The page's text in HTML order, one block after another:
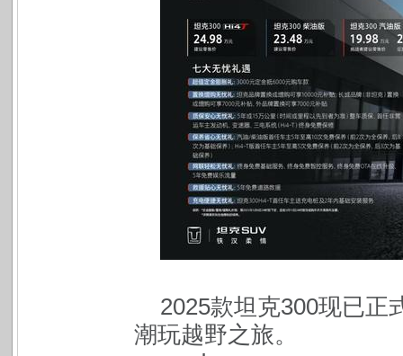
2025款坦克300现已正
潮玩越野之旅。